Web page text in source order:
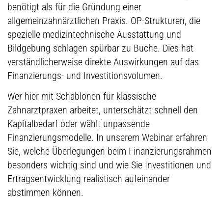
benötigt als für die Gründung einer
allgemeinzahnärztlichen Praxis. OP-Strukturen, die
spezielle medizintechnische Ausstattung und
Bildgebung schlagen spürbar zu Buche. Dies hat
verständlicherweise direkte Auswirkungen auf das
Finanzierungs- und Investitionsvolumen.
Wer hier mit Schablonen für klassische
Zahnarztpraxen arbeitet, unterschätzt schnell den
Kapitalbedarf oder wählt unpassende
Finanzierungsmodelle. In unserem Webinar erfahren
Sie, welche Überlegungen beim Finanzierungsrahmen
besonders wichtig sind und wie Sie Investitionen und
Ertragsentwicklung realistisch aufeinander
abstimmen können.